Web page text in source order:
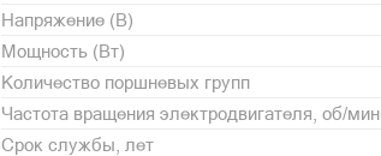
Напряжение (В)
Мощность (Вт)
Количество поршневых групп
Частота вращения электродвигателя, об/мин
Срок службы, лет